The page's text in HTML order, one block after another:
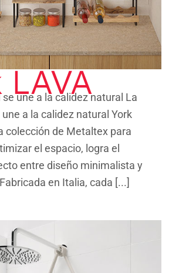
LAVA
une a la calidez natural La
a la calidez natural York
colección de Metaltex para
el espacio, logra el
entre diseño minimalista y
en Italia, cada [...]